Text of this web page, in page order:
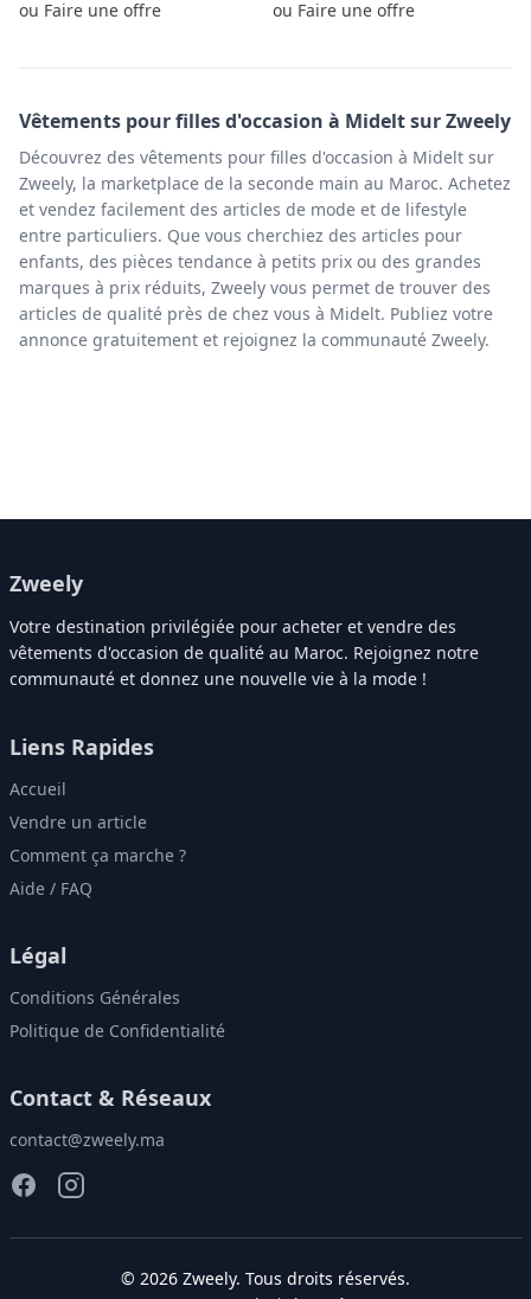
ou Faire une offre
ou Faire une offre
Vêtements pour fillesd'occasion à Mideltsur Zweely
Découvrez des vêtements pour filles d'occasion à Midelt sur
Zweely, la marketplace de la seconde main au Maroc. Achetez
et vendez facilement des articles de mode et de lifestyle
entre particuliers. Que vous cherchiez des articles pour
enfants, des pièces tendance à petits prix ou des grandes
marques à prix réduits, Zweely vous permet de trouver des
articles de qualité près de chez vous à Midelt. Publiez votre
annonce gratuitement et rejoignez la communauté Zweely.
Zweely
Votre destination privilégiée pour acheter et vendre des
vêtements d'occasion de qualité au Maroc. Rejoignez notre
communauté et donnez une nouvelle vie à la mode !
Liens Rapides
Accueil
Vendre un article
Comment ça marche ?
Aide / FAQ
Légal
Conditions Générales
Politique de Confidentialité
Contact & Réseaux
contact@zweely.ma
© 2026 Zweely. Tous droits réservés.